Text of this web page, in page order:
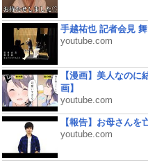
手越祐也 記者会見
youtube.com
【漫画】美人なのに
画】
youtube.com
【報告】お母さんを
youtube.com